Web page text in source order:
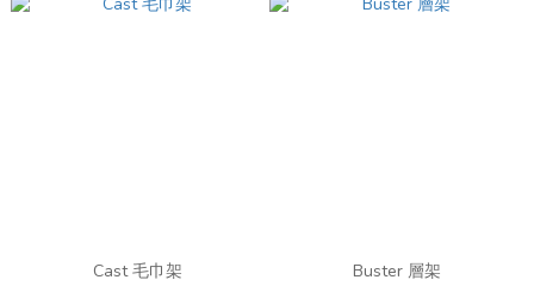
Cast 毛巾架 Buster 層架